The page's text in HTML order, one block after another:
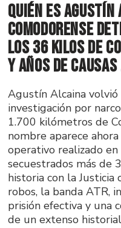
Quién es
comodorense
los 36 kilos de
y años de
Agustín Alcaina
investigación por
1.700 kilómetros de
nombre aparece
operativo realizado
secuestrados más de
historia con la Justicia
robos, la banda ATR,
prisión efectiva y una
de un extenso